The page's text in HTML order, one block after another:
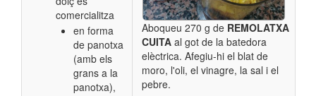
comercialitza
en forma
de panotxa
(amb els
grans a la
panotxa),
Aboqueu 270 g deREMOLATXA
CUITAal got de la batedora
elèctrica. Afegiu-hi el blat de
moro, l'oli, el vinagre, la sal i el
pebre.